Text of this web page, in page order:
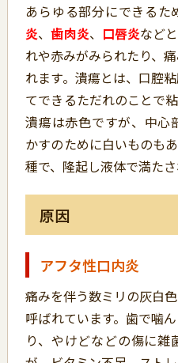
あらゆる部分にできるた
炎、歯肉炎、 口唇炎など
れや赤みがみられたり、
れます。潰瘍とは、口腔
てできるただれのことで
潰瘍は赤色ですが、中心
かすのために白いものも
種で、隆起し液体で満たさ
原因
アフタ性口内炎
痛みを伴う数ミリの灰白
呼ばれています。歯で噛
り、やけどなどの傷に